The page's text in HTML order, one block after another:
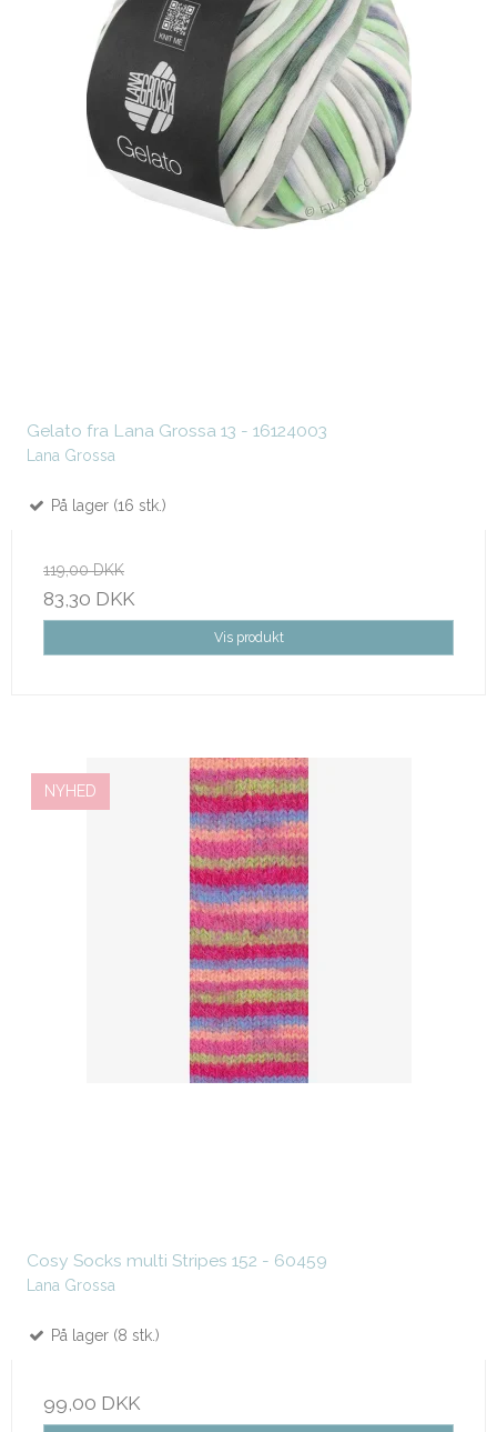
Gelato fra Lana Grossa 13 - 16124003
Lana Grossa
På lager (16 stk.)
119,00 DKK
83,30 DKK
Vis produkt
NYHED
Cosy Socks multi Stripes 152 - 60459
Lana Grossa
På lager (8 stk.)
99,00 DKK